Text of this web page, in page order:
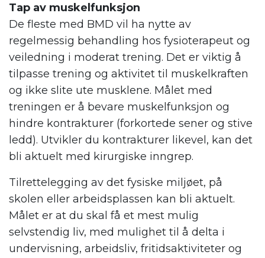
Tap av muskelfunksjon
De fleste med BMD vil ha nytte av
regelmessig behandling hos fysioterapeut og
veiledning i moderat trening. Det er viktig å
tilpasse trening og aktivitet til muskelkraften
og ikke slite ute musklene. Målet med
treningen er å bevare muskelfunksjon og
hindre kontrakturer (forkortede sener og stive
ledd). Utvikler du kontrakturer likevel, kan det
bli aktuelt med kirurgiske inngrep.
Tilrettelegging av det fysiske miljøet, på
skolen eller arbeidsplassen kan bli aktuelt.
Målet er at du skal få et mest mulig
selvstendig liv, med mulighet til å delta i
undervisning, arbeidsliv, fritidsaktiviteter og